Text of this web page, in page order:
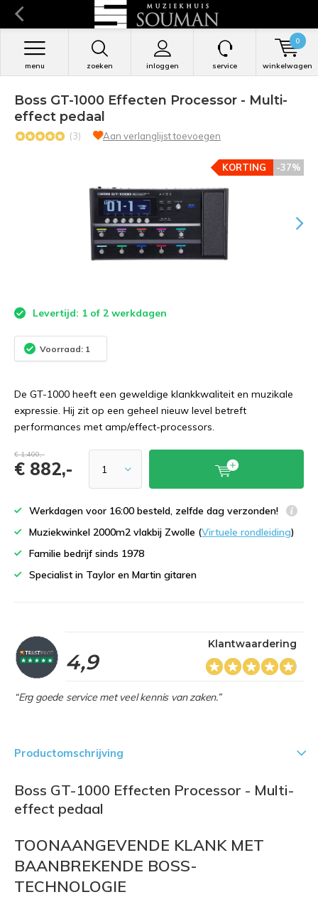
zoeken inloggen
menu service winkelwagen
0
Boss GT-1000 Effecten Processor - Multi-
effect pedaal
(3) Aan verlanglijst toevoegen
-37%
KORTING
Levertijd: 1 of 2 werkdagen
Voorraad: 1
De GT-1000 heeft een geweldige klankkwaliteit en muzikale
expressie. Hij zit op een geheel nieuw level betreft
performances met amp/effect-processors.
€ 1.400,-
€ 882,-
Werkdagen voor 16:00 besteld, zelfde dag verzonden!
Muziekwinkel 2000m2 vlakbij Zwolle (Virtuele rondleiding)
Familie bedrijf sinds 1978
Specialist in Taylor en Martin gitaren
4,9
Klantwaardering
“Erg goede service met veel kennis van zaken.”
Productomschrijving
Boss GT-1000 Effecten Processor - Multi-
effect pedaal
TOONAANGEVENDE KLANK MET
BAANBREKENDE BOSS-
TECHNOLOGIE